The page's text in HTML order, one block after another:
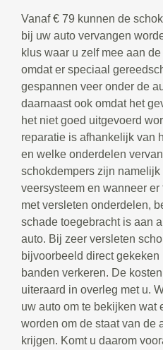
Vanaf € 79 kunnen de
bij uw auto vervangen
klus waar u zelf mee aan
omdat er speciaal
gespannen veer onder de
daarnaast ook omdat het
het niet goed uitgevoerd
reparatie is afhankelijk van
en welke onderdelen
schokdempers zijn
veersysteem en wanneer
met versleten onderdelen,
schade toegebracht is aan
auto. Bij zeer versleten
bijvoorbeeld direct
banden verkeren. De
uiteraard in overleg met u.
uw auto om te bekijken wat
worden om de staat van de
krijgen. Komt u daarom